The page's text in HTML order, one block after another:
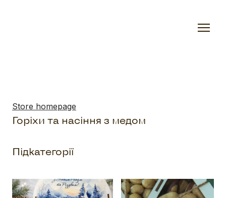
Store homepage
Горіхи та насіння з медом
Підкатегорії